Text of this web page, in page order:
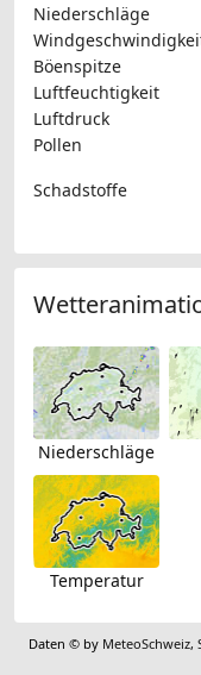
Niederschläge
Böenspitze
Luftfeuchtigkeit
Luftdruck
Pollen
Schadstoffe
Niederschläge
Temperatur
Daten © by MeteoSchweiz,